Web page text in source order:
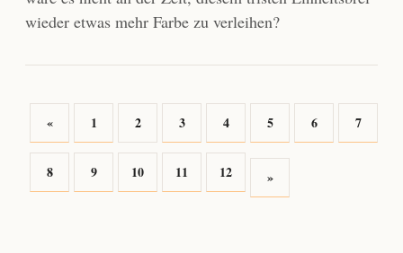
wieder etwas mehr Farbe zu verleihen?
« 1 2 3 4 5 6 7
8 9 10 11 12 »